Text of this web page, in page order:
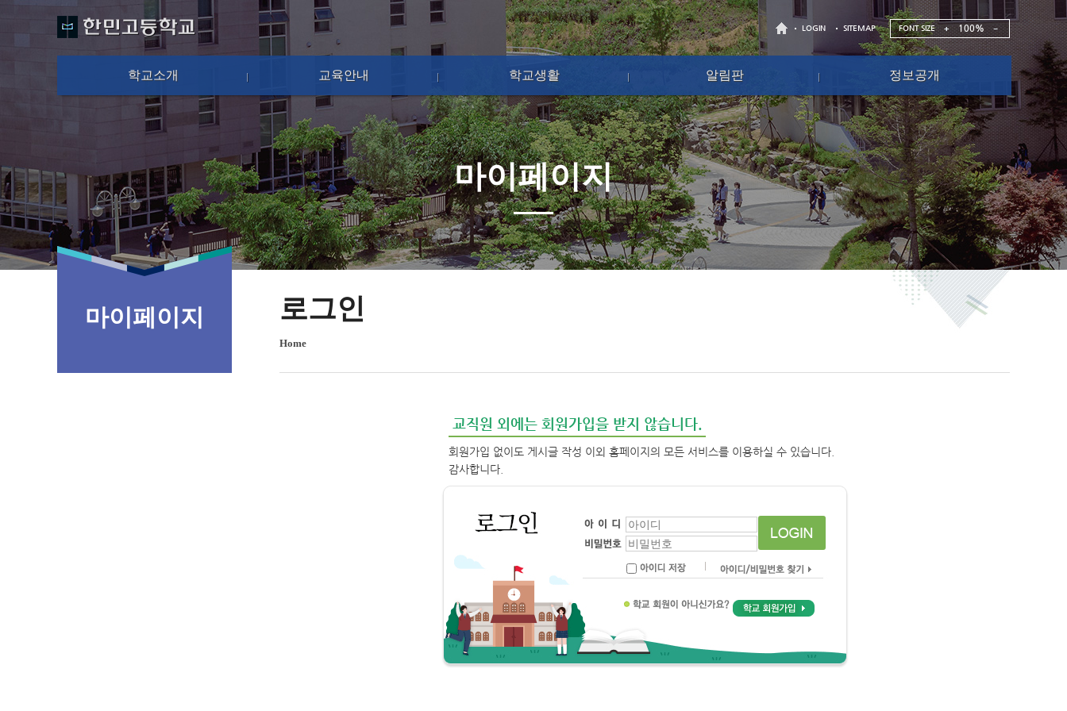
LOGIN SITEMAP FONT SIZE 100%
학교소개 교육안내 학교생활 알림판 정보공개
마이페이지
마이페이지
Home
로그인
교직원 외에는 회원가입을 받지 않습니다.
회원가입 없이도 게시글 작성 이외 홈페이지의 모든 서비스를 이용하실 수 있습니다.
감사합니다.